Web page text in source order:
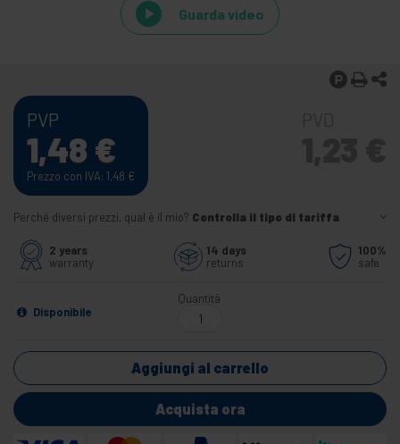
Guarda video
PVP
1,48 €
Prezzo con IVA: 1,48 €
Perché diversi prezzi, qual è il mio? Controlla il tipo di tariffa
2 years
warranty
14 days
returns
100%
safe
Disponibile
Quantità
Aggiungi al carrello
Acquista ora